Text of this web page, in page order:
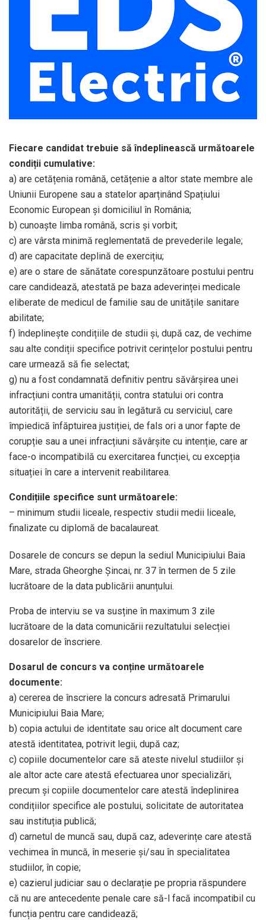
Fiecare candidat trebuie să îndeplinească următoarele
condiții cumulative:
a) are cetățenia română, cetățenie a altor state membre ale
Uniunii Europene sau a statelor aparținând Spațiului
Economic European și domiciliul în România;
b) cunoaște limba română, scris și vorbit;
c) are vârsta minimă reglementată de prevederile legale;
d) are capacitate deplină de exercițiu;
e) are o stare de sănătate corespunzătoare postului pentru
care candidează, atestată pe baza adeverinței medicale
eliberate de medicul de familie sau de unitățile sanitare
abilitate;
f) îndeplinește condițiile de studii și, după caz, de vechime
sau alte condiții specifice potrivit cerințelor postului pentru
care urmează să fie selectat;
g) nu a fost condamnată definitiv pentru săvârșirea unei
infracțiuni contra umanității, contra statului ori contra
autorității, de serviciu sau în legătură cu serviciul, care
împiedică înfăptuirea justiției, de fals ori a unor fapte de
corupție sau a unei infracțiuni săvârșite cu intenție, care ar
face-o incompatibilă cu exercitarea funcției, cu excepția
situației în care a intervenit reabilitarea.
Condițiile specifice sunt următoarele:
– minimum studii liceale, respectiv studii medii liceale,
finalizate cu diplomă de bacalaureat.
Dosarele de concurs se depun la sediul Municipiului Baia
Mare, strada Gheorghe Șincai, nr. 37 în termen de 5 zile
lucrătoare de la data publicării anunțului.
Proba de interviu se va susține în maximum 3 zile
lucrătoare de la data comunicării rezultatului selecției
dosarelor de înscriere.
Dosarul de concurs va conține următoarele
documente:
a) cererea de înscriere la concurs adresată Primarului
Municipiului Baia Mare;
b) copia actului de identitate sau orice alt document care
atestă identitatea, potrivit legii, după caz;
c) copiile documentelor care să ateste nivelul studiilor și
ale altor acte care atestă efectuarea unor specializări,
precum și copiile documentelor care atestă îndeplinirea
condițiilor specifice ale postului, solicitate de autoritatea
sau instituția publică;
d) carnetul de muncă sau, după caz, adeverințe care atestă
vechimea în muncă, în meserie și/sau în specialitatea
studiilor, în copie;
e) cazierul judiciar sau o declarație pe propria răspundere
că nu are antecedente penale care să-l facă incompatibil cu
funcția pentru care candidează;